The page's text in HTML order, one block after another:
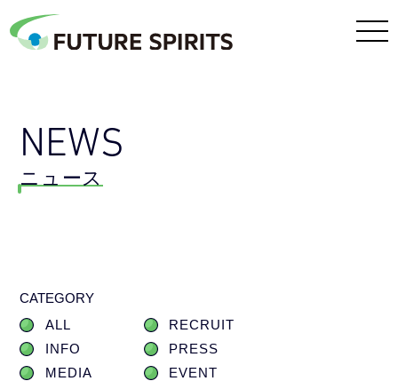
NEWS
ニュース
CATEGORY
ALL
RECRUIT
INFO
PRESS
MEDIA
EVENT